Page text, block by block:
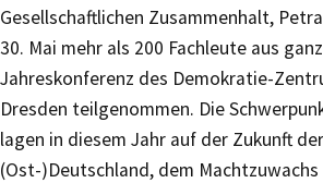
Gesellschaftlichen Zusammenhalt,
30. Mai mehr als 200 Fachleute aus
Jahreskonferenz des Demokratie-
Dresden teilgenommen. Die
lagen in diesem Jahr auf der Zukunft
(Ost-)Deutschland, dem